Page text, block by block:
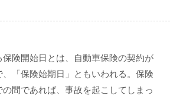
険開始日とは、自動車保険の契約が
「保険始期日」ともいわれる。保険
間であれば、事故を起こしてしまっ